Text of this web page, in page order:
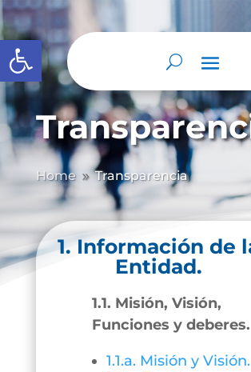
Abrir barra de herramientas
Home 9 Transparencia
1. Información de
Entidad.
1.1. Misión, Visión,
Funciones y deberes.
1.1.a. Misión y Visión.